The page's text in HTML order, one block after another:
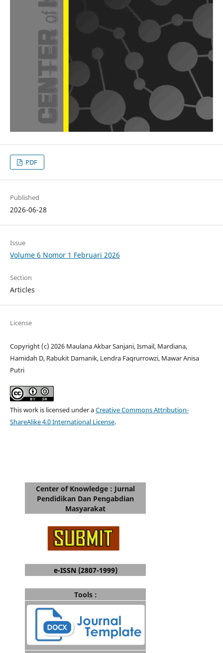
PDF
Published
2026-06-28
Issue
Volume 6 Nomor 1 Februari 2026
Section
Articles
License
Copyright (c) 2026 Maulana Akbar Sanjani, Ismail, Mardiana,
Hamidah D, Rabukit Damanik, Lendra Faqrurrowzi, Mawar Anisa
Putri
This work is licensed under aCreative Commons Attribution-
ShareAlike 4.0 International License.
Center of Knowledge : Jurnal
Pendidikan Dan Pengabdian
Masyarakat
e-ISSN (2807-1999)
Tools :